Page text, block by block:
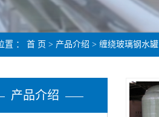
置 ： 首 页 > 产品介绍 > 缠绕玻璃钢水罐
产品介绍